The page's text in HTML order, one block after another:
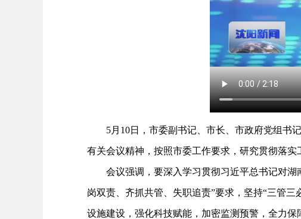
5月10日，市委副书记、市长、市政府党组书记
有关会议精神，按照市委工作要求，研究贯彻落实
会议强调，要深入学习贯彻习近平总书记对湖
岗双责、齐抓共管、失职追责”要求，坚持“三管
设施建设，强化科技赋能，加密监测预警，全力保